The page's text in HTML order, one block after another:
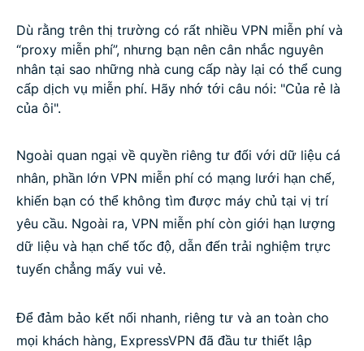
Dù rằng trên thị trường có rất nhiều VPN miễn phí và
“proxy miễn phí”, nhưng bạn nên cân nhắc nguyên
nhân tại sao những nhà cung cấp này lại có thể cung
cấp dịch vụ miễn phí. Hãy nhớ tới câu nói: "Của rẻ là
của ôi".
Ngoài quan ngại về quyền riêng tư đối với dữ liệu cá
nhân, phần lớn VPN miễn phí có mạng lưới hạn chế,
khiến bạn có thể không tìm được máy chủ tại vị trí
yêu cầu. Ngoài ra, VPN miễn phí còn giới hạn lượng
dữ liệu và hạn chế tốc độ, dẫn đến trải nghiệm trực
tuyến chẳng mấy vui vẻ.
Để đảm bảo kết nối nhanh, riêng tư và an toàn cho
mọi khách hàng, ExpressVPN đã đầu tư thiết lập